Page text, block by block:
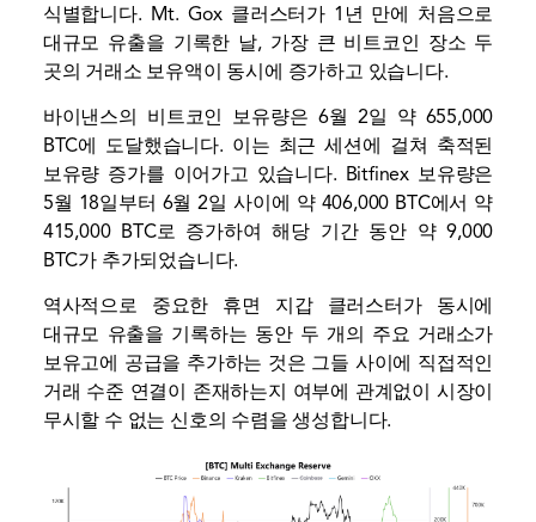
식별합니다. Mt. Gox 클러스터가 1년 만에 처음으로
대규모 유출을 기록한 날, 가장 큰 비트코인 ​​장소 두
곳의 거래소 보유액이 동시에 증가하고 있습니다.
바이낸스의 비트코인 ​​보유량은 6월 2일 약 655,000
BTC에 도달했습니다. 이는 최근 세션에 걸쳐 축적된
보유량 증가를 이어가고 있습니다. Bitfinex 보유량은
5월 18일부터 6월 2일 사이에 약 406,000 BTC에서 약
415,000 BTC로 증가하여 해당 기간 동안 약 9,000
BTC가 추가되었습니다.
역사적으로 중요한 휴면 지갑 클러스터가 동시에
대규모 유출을 기록하는 동안 두 개의 주요 거래소가
보유고에 공급을 추가하는 것은 그들 사이에 직접적인
거래 수준 연결이 존재하는지 여부에 관계없이 시장이
무시할 수 없는 신호의 수렴을 생성합니다.